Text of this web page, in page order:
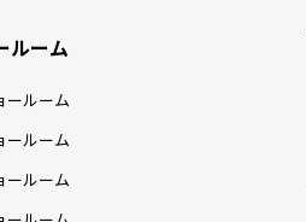
ルーム
ールーム
ールーム
ールーム